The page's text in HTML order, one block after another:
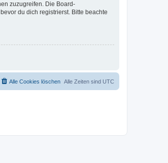
zuzugreifen. Die Board-
du dich registrierst. Bitte beachte
Alle Zeiten sind UTC
Alle Cookies löschen